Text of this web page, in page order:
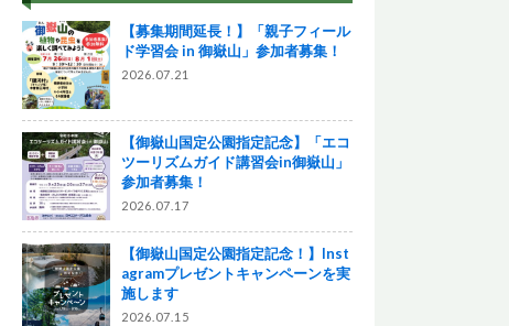
【募集期間延長！】「親子フィール
ド学習会 in 御嶽山」参加者募集！
2026.07.21
【御嶽山国定公園指定記念】「エコ
ツーリズムガイド講習会in御嶽山」
参加者募集！
2026.07.17
【御嶽山国定公園指定記念！】Inst
agramプレゼントキャンペーンを実
施します
2026.07.15